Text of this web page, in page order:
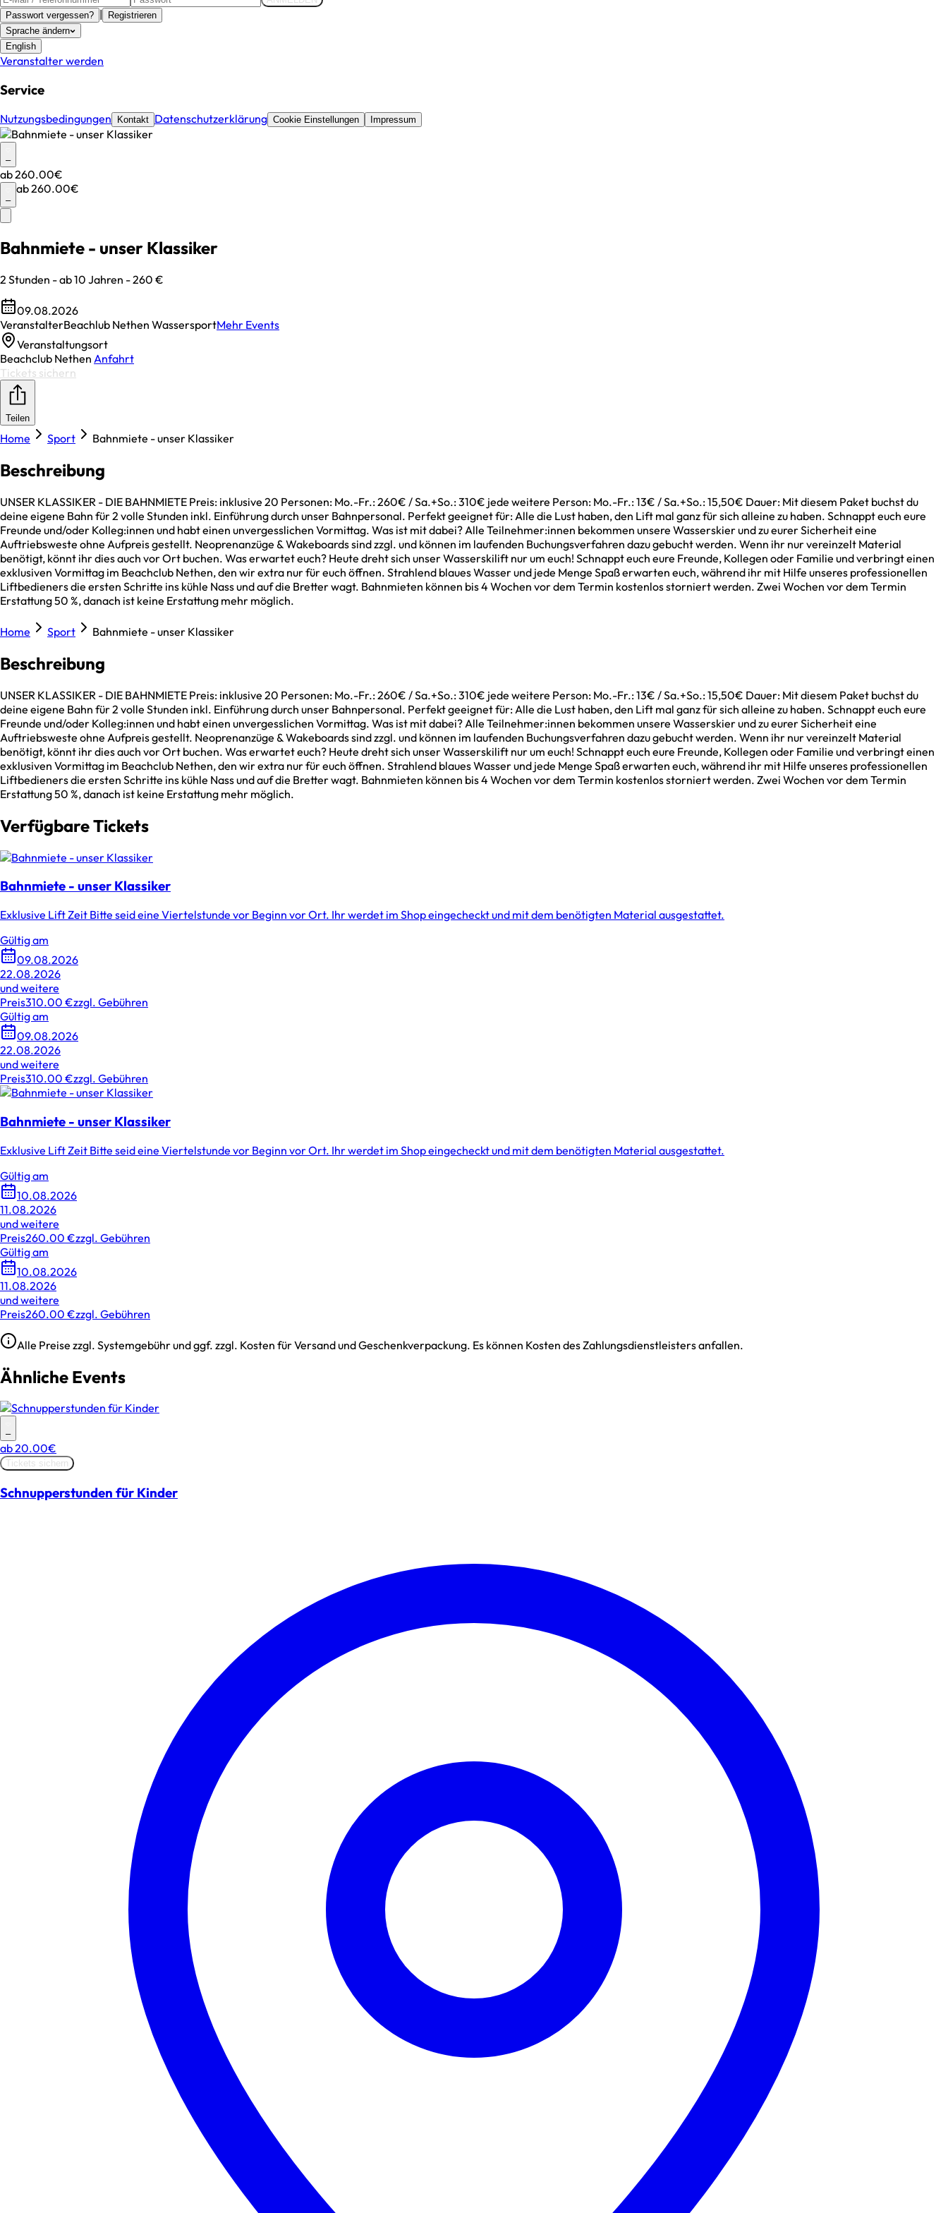
Passwort vergessen? |
Registrieren
Sprache ändern
English
Veranstalter werden
Service
Nutzungsbedingungen Kontakt Datenschutzerklärung Cookie Einstellungen Impressum
–
ab260.00€
–
ab260.00€
Bahnmiete - unser Klassiker
2 Stunden - ab 10 Jahren - 260 €
09.08.2026
VeranstalterBeachlub Nethen WassersportMehr Events
Veranstaltungsort
Beachclub Nethen Anfahrt
Tickets sichern
Teilen
Home Sport Bahnmiete - unser Klassiker
Beschreibung
UNSER KLASSIKER - DIE BAHNMIETE Preis: inklusive 20 Personen: Mo.-Fr.: 260€ / Sa.+So.: 310€ jede weitere Person: Mo.-Fr.: 13€ / Sa.+So.: 15,50€ Dauer: Mit diesem Paket buchst du
deine eigene Bahn für 2 volle Stunden inkl. Einführung durch unser Bahnpersonal. Perfekt geeignet für: Alle die Lust haben, den Lift mal ganz für sich alleine zu haben. Schnappt euch eure
Freunde und/oder Kolleg:innen und habt einen unvergesslichen Vormittag. Was ist mit dabei? Alle Teilnehmer:innen bekommen unsere Wasserskier und zu eurer Sicherheit eine
Auftriebsweste ohne Aufpreis gestellt. Neoprenanzüge & Wakeboards sind zzgl. und können im laufenden Buchungsverfahren dazu gebucht werden. Wenn ihr nur vereinzelt Material
benötigt, könnt ihr dies auch vor Ort buchen. Was erwartet euch? Heute dreht sich unser Wasserskilift nur um euch! Schnappt euch eure Freunde, Kollegen oder Familie und verbringt einen
exklusiven Vormittag im Beachclub Nethen, den wir extra nur für euch öffnen. Strahlend blaues Wasser und jede Menge Spaß erwarten euch, während ihr mit Hilfe unseres professionellen
Liftbedieners die ersten Schritte ins kühle Nass und auf die Bretter wagt. Bahnmieten können bis 4 Wochen vor dem Termin kostenlos storniert werden. Zwei Wochen vor dem Termin
Erstattung 50 %, danach ist keine Erstattung mehr möglich.
Home Sport Bahnmiete - unser Klassiker
Beschreibung
UNSER KLASSIKER - DIE BAHNMIETE Preis: inklusive 20 Personen: Mo.-Fr.: 260€ / Sa.+So.: 310€ jede weitere Person: Mo.-Fr.: 13€ / Sa.+So.: 15,50€ Dauer: Mit diesem Paket buchst du
deine eigene Bahn für 2 volle Stunden inkl. Einführung durch unser Bahnpersonal. Perfekt geeignet für: Alle die Lust haben, den Lift mal ganz für sich alleine zu haben. Schnappt euch eure
Freunde und/oder Kolleg:innen und habt einen unvergesslichen Vormittag. Was ist mit dabei? Alle Teilnehmer:innen bekommen unsere Wasserskier und zu eurer Sicherheit eine
Auftriebsweste ohne Aufpreis gestellt. Neoprenanzüge & Wakeboards sind zzgl. und können im laufenden Buchungsverfahren dazu gebucht werden. Wenn ihr nur vereinzelt Material
benötigt, könnt ihr dies auch vor Ort buchen. Was erwartet euch? Heute dreht sich unser Wasserskilift nur um euch! Schnappt euch eure Freunde, Kollegen oder Familie und verbringt einen
exklusiven Vormittag im Beachclub Nethen, den wir extra nur für euch öffnen. Strahlend blaues Wasser und jede Menge Spaß erwarten euch, während ihr mit Hilfe unseres professionellen
Liftbedieners die ersten Schritte ins kühle Nass und auf die Bretter wagt. Bahnmieten können bis 4 Wochen vor dem Termin kostenlos storniert werden. Zwei Wochen vor dem Termin
Erstattung 50 %, danach ist keine Erstattung mehr möglich.
Verfügbare Tickets
Bahnmiete - unser Klassiker
Exklusive Lift Zeit Bitte seid eine Viertelstunde vor Beginn vor Ort. Ihr werdet im Shop eingecheckt und mit dem benötigten Material ausgestattet.
Gültig am
09.08.2026
22.08.2026
und weitere
Preis310.00 €zzgl. Gebühren
Gültig am
09.08.2026
22.08.2026
und weitere
Preis310.00 €zzgl. Gebühren
Bahnmiete - unser Klassiker
Exklusive Lift Zeit Bitte seid eine Viertelstunde vor Beginn vor Ort. Ihr werdet im Shop eingecheckt und mit dem benötigten Material ausgestattet.
Gültig am
10.08.2026
11.08.2026
und weitere
Preis260.00 €zzgl. Gebühren
Gültig am
10.08.2026
11.08.2026
und weitere
Preis260.00 €zzgl. Gebühren
Alle Preise zzgl. Systemgebühr und ggf. zzgl. Kosten für Versand und Geschenkverpackung. Es können Kosten des Zahlungsdienstleisters anfallen.
Ähnliche Events
–
ab20.00€
Tickets sichern
Schnupperstunden für Kinder